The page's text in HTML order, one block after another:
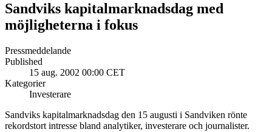
Sandviks kapitalmarknadsdag med
möjligheterna i fokus
Pressmeddelande
Published
15 aug. 2002 00:00 CET
Kategorier
Investerare
Sandviks kapitalmarknadsdag den 15 augusti i Sandviken rönte
rekordstort intresse bland analytiker, investerare och journalister.